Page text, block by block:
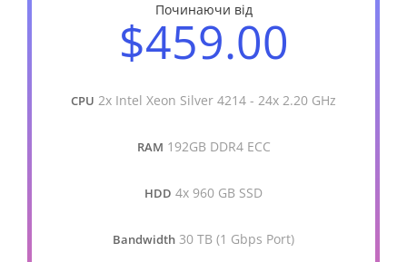
Починаючи від
$459.00
CPU 2x Intel Xeon Silver 4214 - 24x 2.20 GHz
RAM 192GB DDR4 ECC
HDD 4x 960 GB SSD
Bandwidth 30 TB (1 Gbps Port)